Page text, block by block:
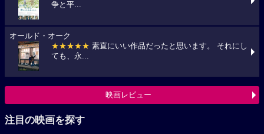
争と平...
オールド・オーク
★★★★★ 素直にいい作品だったと思います。 それにし
ても、永...
映画レビュー
注目の映画を探す